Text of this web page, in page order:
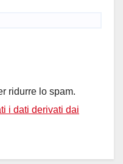
ridurre lo spam.
i dati derivati dai